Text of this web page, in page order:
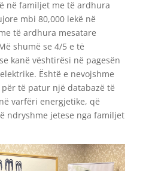
në familjet me të ardhura
mbi 80,000 lekë në
të ardhura mesatare
shumë se 4/5 e të
kanë vështirësi në pagesën
Është e nevojshme
të patur një databazë të
varfëri energjetike, që
ndryshme jetese nga familjet